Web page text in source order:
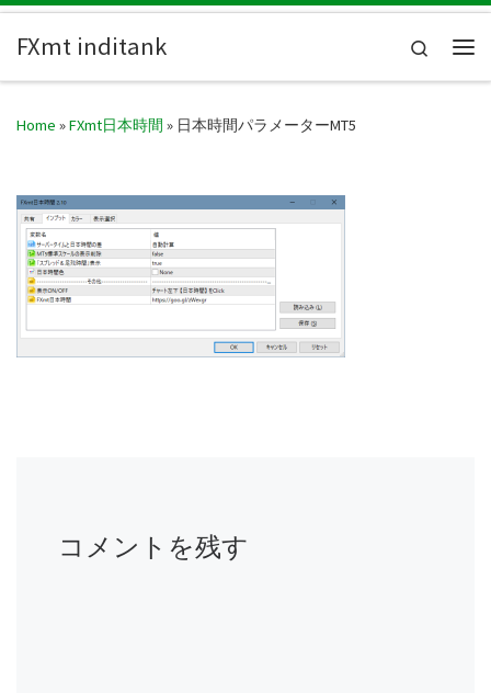
FXmt inditank
Search
Home »FXmt日本時間 » 日本時間パラメーターMT5
コメントを残す